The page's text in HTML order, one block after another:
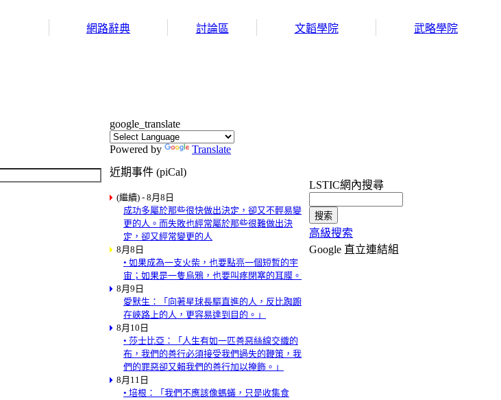
網路辭典 討論區 文韜學院 武略學院
google_translate
Powered by
Translate
近期事件 (piCal)
(繼續) - 8月8日
成功多屬於那些很快做出決定，卻又不輕易變
更的人。而失敗也經常屬於那些很難做出決
定，卻又經常變更的人
8月8日
• 如果成為一支火柴，也要點亮一個短暫的宇
宙；如果是一隻烏鴉，也要叫疼閉塞的耳膜。
8月9日
愛默生：「向著星球長驅直進的人，反比踟躕
在峽路上的人，更容易達到目的。」
8月10日
• 莎士比亞：「人生有如一匹善惡絲線交織的
布，我們的善行必須接受我們過失的鞭策，我
們的罪惡卻又賴我們的善行加以掩飾。」
8月11日
• 培根：「我們不應該像螞蟻，只是收集食
LSTIC網內搜尋
高級搜索
Google 直立連結組